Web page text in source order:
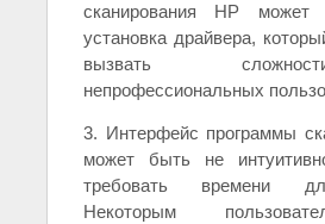
сканирования HP может
установка драйвера,
вызвать
непрофессиональных
3. Интерфейс программы
может быть не
требовать времени
Некоторым